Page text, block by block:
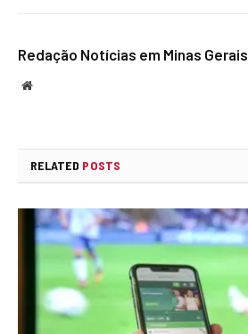
Redação Notícias em Minas Gerais
Website
RELATED POSTS